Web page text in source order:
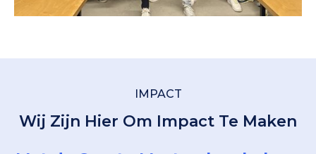
IMPACT
Wij Zijn Hier Om Impact Te Maken